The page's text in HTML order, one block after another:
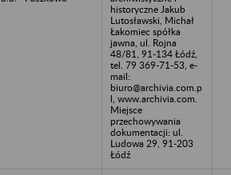
historyczne Jakub
Lutosławski, Michał
Łakomiec spółka
jawna, ul. Rojna
48/81, 91-134 Łódź,
tel. 79 369-71-53, e-
mail:
biuro@archivia.com.p
l, www.archivia.com.
Miejsce
przechowywania
dokumentacji: ul.
Ludowa 29, 91-203
Łódź